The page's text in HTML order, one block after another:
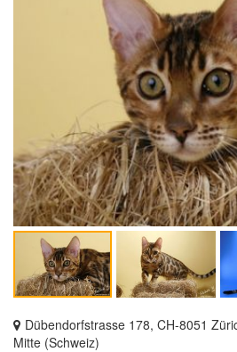
Dübendorfstrasse 178, CH-8051
Mitte (Schweiz)